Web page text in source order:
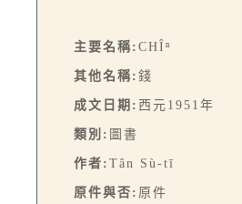
主要名稱: CHÎⁿ
其他名稱: 錢
成文日期: 西元1951年
類別: 圖書
作者: Tân Sù-tī
原件與否: 原件